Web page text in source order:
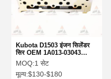
Kubota D1503 इंजन सिलेंडर
सिर OEM 1A013-03043
1A051-03044 1A013-03044
MOQ:1 सेट
मूल्य:$130-$180